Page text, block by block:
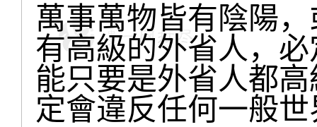
萬事萬物皆有陰陽
有高級的外省人，
能只要是外省人都
定會違反任何一般